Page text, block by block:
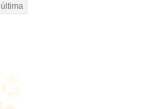
última